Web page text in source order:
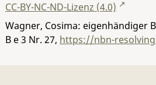
CC-BY-NC-ND-Lizenz (4.0)
Wagner, Cosima: eigenhändiger
B e 3 Nr. 27, https://nbn-